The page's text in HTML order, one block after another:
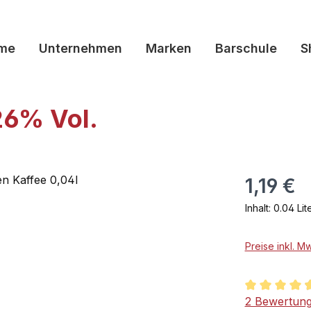
Unternehmen Marken Barschule
Vol.
1,19 €
Inhalt: 0.04
Preise inkl.
2